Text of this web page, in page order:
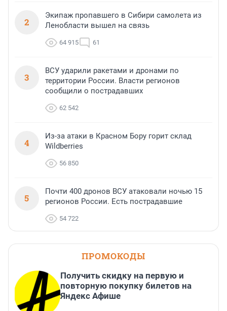
2
Экипаж пропавшего в Сибири самолета из
Ленобласти вышел на связь
64 915 61
3
ВСУ ударили ракетами и дронами по
территории России. Власти регионов
сообщили о пострадавших
62 542
4
Из-за атаки в Красном Бору горит склад
Wildberries
56 850
5
Почти 400 дронов ВСУ атаковали ночью 15
регионов России. Есть пострадавшие
54 722
ПРОМОКОДЫ
Получить скидку на первую и
повторную покупку билетов на
Яндекс Афише